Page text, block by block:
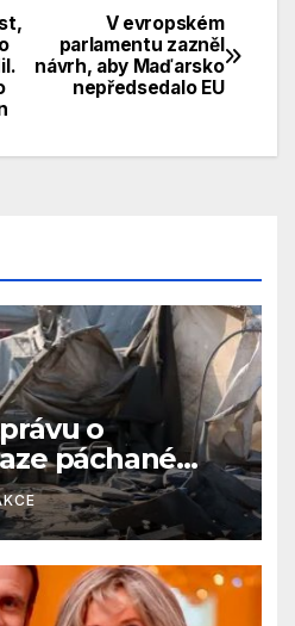
V evropském
parlamentu zazněl
návrh, aby Maďarsko
nepředsedalo EU
o
páchané